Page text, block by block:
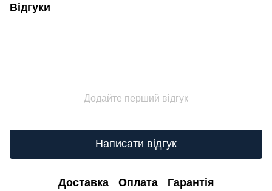
Відгуки
Додайте перший відгук
Написати відгук
Доставка Оплата Гарантія